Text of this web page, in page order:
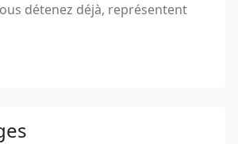
détenez déjà, représentent